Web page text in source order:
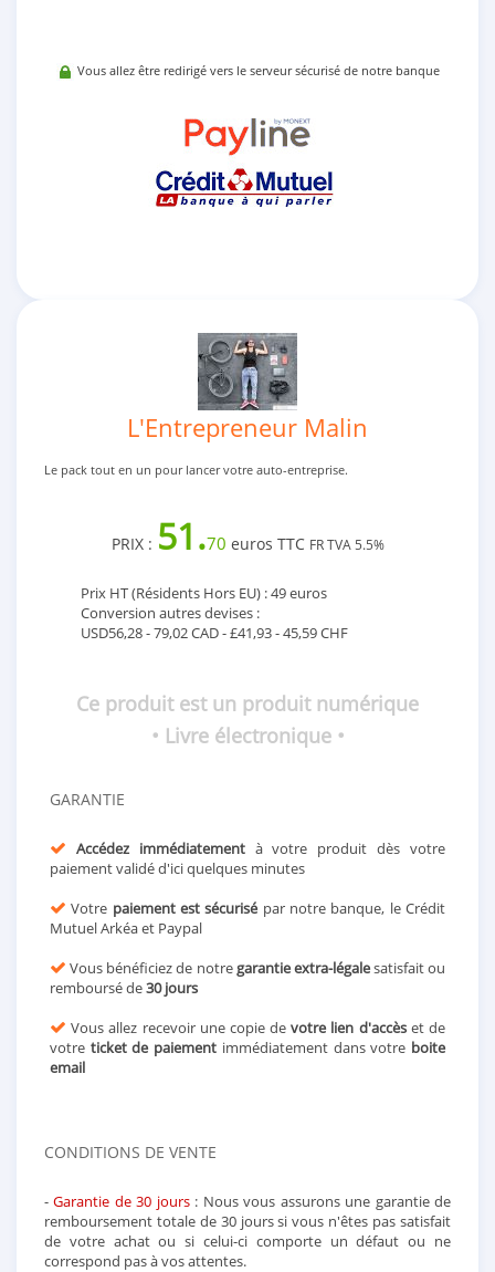
Vous allez être redirigé vers le serveur sécurisé de notre banque
L'Entrepreneur Malin
Le pack tout en un pour lancer votre auto-entreprise.
PRIX : 51.70 euros TTC FR TVA 5.5%
Prix HT (Résidents Hors EU) : 49 euros
Conversion autres devises :
USD56,28 - 79,02 CAD - £41,93 - 45,59 CHF
Ce produit est un produit numérique
• Livre électronique •
GARANTIE
Accédez immédiatementà votre produit dès votre
paiement validé d'ici quelques minutes
Votre paiement est sécurisé par notre banque, le Crédit
Mutuel Arkéa et Paypal
Vous bénéficiez de notregarantie extra-légalesatisfait ou
remboursé de30 jours
Vous allez recevoir une copie devotre lien d'accèset de
votre ticket de paiement immédiatement dans votre boite
email
CONDITIONS DE VENTE
-Garantie de 30 jours: Nous vous assurons une garantie de
remboursement totale de 30 jours si vous n'êtes pas satisfait
de votre achat ou si celui-ci comporte un défaut ou ne
correspond pas à vos attentes.